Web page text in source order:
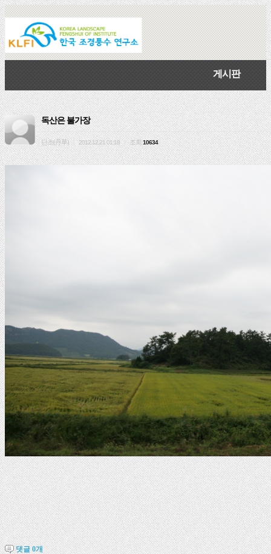
게시판
독산은 불가장
단초(丹草) 2012.12.21 01:18 조회 10634
댓글0개